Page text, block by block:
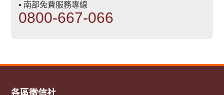
▪ 南部免費服務專線
0800-667-066